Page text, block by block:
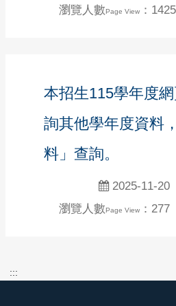
瀏覽人數Page View：1425
本招生115學年度
詢其他學年度資料
料」查詢。
2025-11-20
瀏覽人數Page View：277
:::